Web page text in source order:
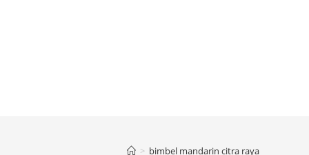
> bimbel mandarin citra raya